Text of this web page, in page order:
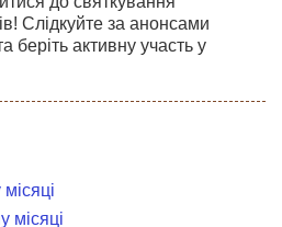
Слідкуйте за анонсами
беріть активну участь у
місяці